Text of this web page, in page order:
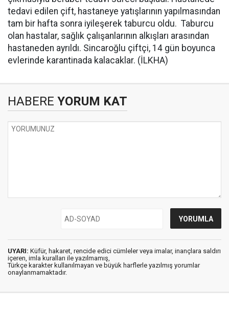
tedavi edilen çift, hastaneye yatışlarının yapılmasından
tam bir hafta sonra iyileşerek taburcu oldu. Taburcu
olan hastalar, sağlık çalışanlarının alkışları arasından
hastaneden ayrıldı. Sincaroğlu çiftçi, 14 gün boyunca
evlerinde karantinada kalacaklar. (İLKHA)
HABERE YORUM KAT
UYARI: Küfür, hakaret, rencide edici cümleler veya imalar, inançlara saldırı
içeren, imla kuralları ile yazılmamış,
Türkçe karakter kullanılmayan ve büyük harflerle yazılmış yorumlar
onaylanmamaktadır.